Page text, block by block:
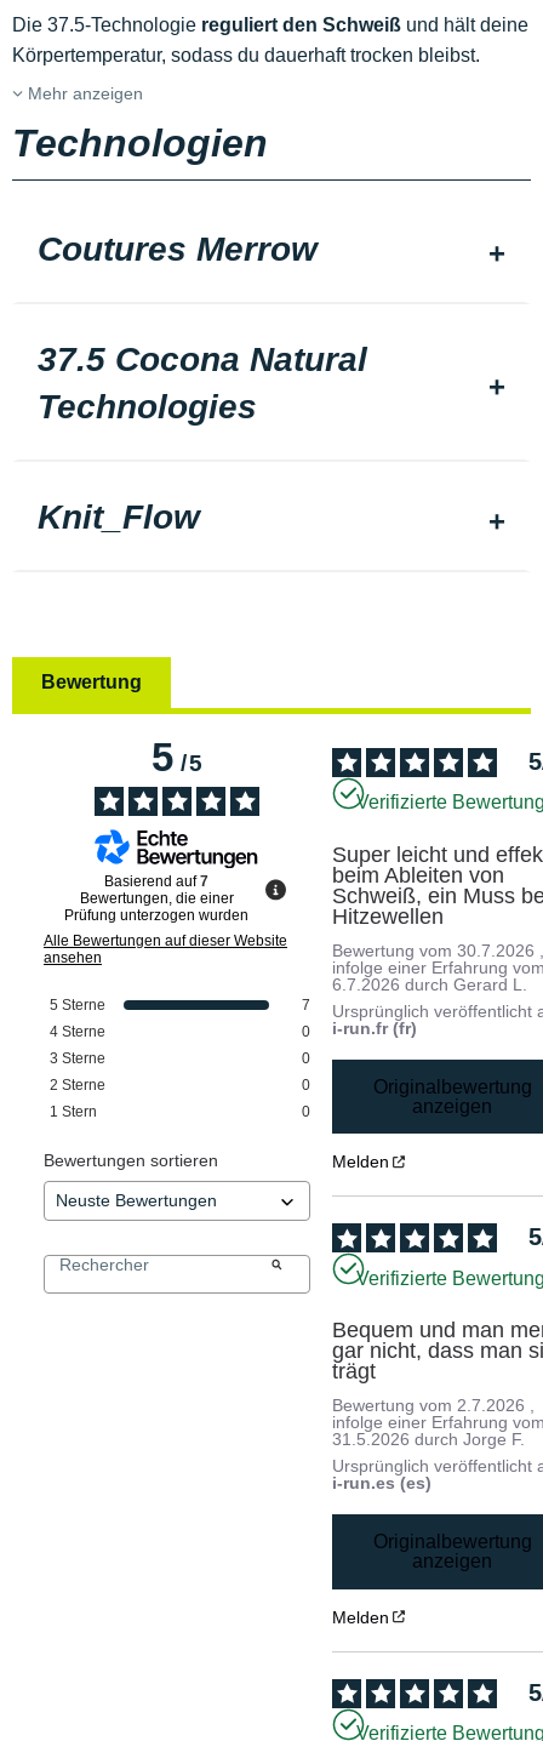
Die 37.5-Technologie reguliert den Schweiß und hält deine
Körpertemperatur, sodass du dauerhaft trocken bleibst.
Mehr anzeigen
Technologien
Coutures Merrow
37.5 Cocona Natural
Technologies
Knit_Flow
Bewertung
5/5
Basierend auf7
Bewertungen, die einer
Prüfung unterzogen wurden
Alle Bewertungen auf dieser Website
ansehen
5 Sterne
7
4 Sterne
0
3 Sterne
0
2 Sterne
0
1 Stern 0
Bewertungen sortieren
5
Verifizierte
Super leicht und
beim Ableiten von
Schweiß, ein Muss
Hitzewellen
Bewertung vom30.7.2026
infolge einer Erfahrung
6.7.2026 durchGerard L.
Ursprünglich veröffentlicht
i-run.fr (fr)
Originalbewertung
anzeigen
Melden
5
Verifizierte
Bequem und man
gar nicht, dass man
trägt
Bewertung vom2.7.2026 ,
infolge einer Erfahrung
31.5.2026 durchJorge F.
Ursprünglich veröffentlicht
i-run.es (es)
Originalbewertung
anzeigen
Melden
5
Verifizierte